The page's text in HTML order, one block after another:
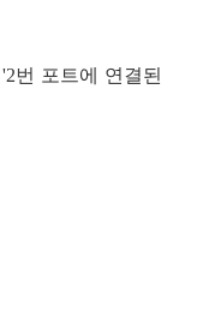
번 포트에 연결된